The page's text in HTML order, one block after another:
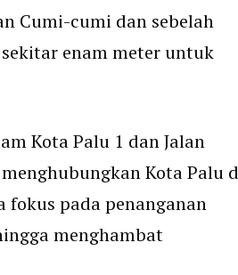
Cumi-cumi dan sebelah
enam meter untuk
Kota Palu 1 dan Jalan
Kota Palu
fokus pada penanganan
menghambat